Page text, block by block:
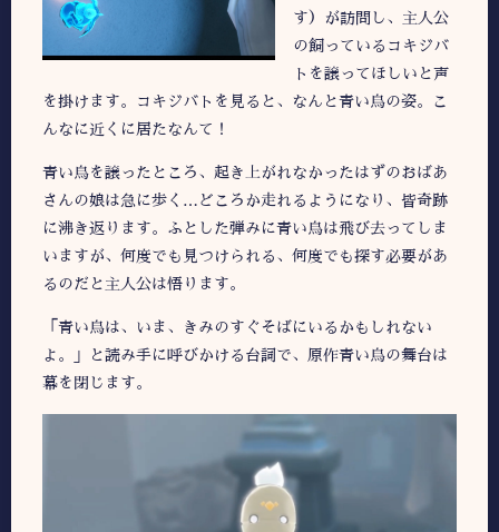
す）が訪問し、主人公
の飼っているコキジバ
トを譲ってほしいと声
を掛けます。コキジバトを見ると、なんと青い鳥の姿。こ
んなに近くに居たなんて！
青い鳥を譲ったところ、起き上がれなかったはずのおばあ
さんの娘は急に歩く…どころか走れるようになり、皆奇跡
に沸き返ります。ふとした弾みに青い鳥は飛び去ってしま
いますが、何度でも見つけられる、何度でも探す必要があ
るのだと主人公は悟ります。
「青い鳥は、いま、きみのすぐそばにいるかもしれない
よ。」と読み手に呼びかける台詞で、原作青い鳥の舞台は
幕を閉じます。